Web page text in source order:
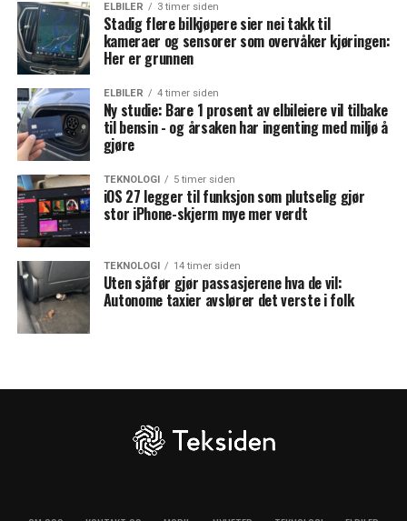
ELBILER 3 timer siden
Stadig flere bilkjøpere sier nei takk til
kameraer og sensorer som overvåker kjøringen:
Her er grunnen
ELBILER 4 timer siden
Ny studie: Bare 1 prosent av elbileiere vil tilbake
til bensin - og årsaken har ingenting med miljø å
gjøre
TEKNOLOGI 5 timer siden
iOS 27 legger til funksjon som plutselig gjør
stor iPhone-skjerm mye mer verdt
TEKNOLOGI 14 timer siden
Uten sjåfør gjør passasjerene hva de vil:
Autonome taxier avslører det verste i folk